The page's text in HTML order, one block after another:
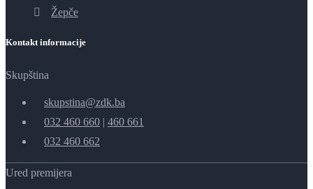
Žepče
Kontakt informacije
Skupština
skupstina@zdk.ba
032 460 660 | 460 661
032 460 662
Ured premijera